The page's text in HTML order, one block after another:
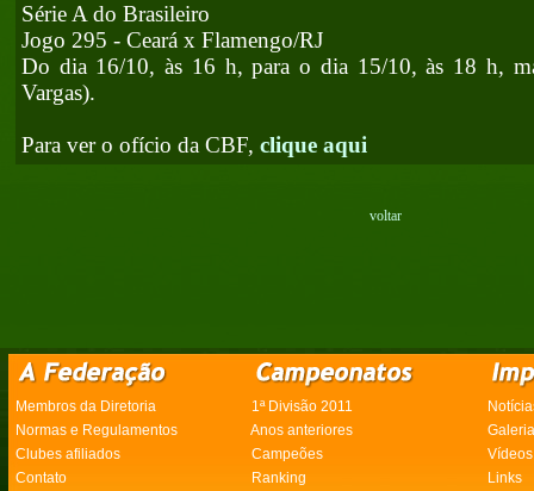
Série A do Brasileiro
Jogo 295 - Ceará x Flamengo/RJ
Do dia 16/10, às 16 h, para o dia 15/10, às 18 h,
Vargas).
Para ver o ofício da CBF, clique aqui
voltar
Membros da Diretoria 1ª Divisão 2011
Normas e Regulamentos
Anos anteriores
Clubes afiliados
Campeões
Vídeos
Contato
Ranking
Links